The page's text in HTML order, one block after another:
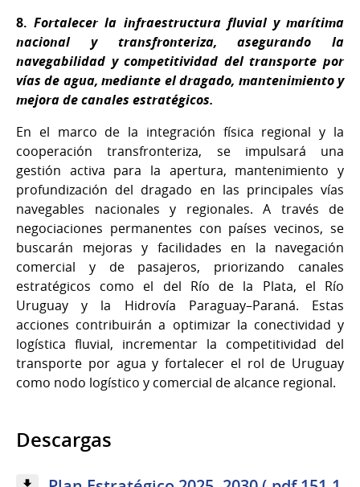
8. Fortalecer la infraestructura fluvial y marítima
nacional y transfronteriza, asegurando la
navegabilidad y competitividad del transporte por
vías de agua, mediante el dragado, mantenimiento y
mejora de canales estratégicos.
En el marco de la integración física regional y la
cooperación transfronteriza, se impulsará una
gestión activa para la apertura, mantenimiento y
profundización del dragado en las principales vías
navegables nacionales y regionales. A través de
negociaciones permanentes con países vecinos, se
buscarán mejoras y facilidades en la navegación
comercial y de pasajeros, priorizando canales
estratégicos como el del Río de la Plata, el Río
Uruguay y la Hidrovía Paraguay–Paraná. Estas
acciones contribuirán a optimizar la conectividad y
logística fluvial, incrementar la competitividad del
transporte por agua y fortalecer el rol de Uruguay
como nodo logístico y comercial de alcance regional.
Descargas